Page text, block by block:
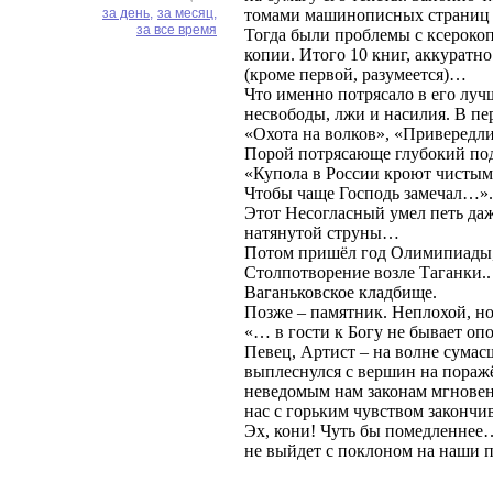
за день, за месяц,
за все время
томами машинописных страниц
Тогда были проблемы с
копии. Итого 10 книг,
(кроме первой, разумеется)…
Что именно потрясало в его
несвободы, лжи и насилия. В
«Охота на волков»,
Порой потрясающе глубокий
«Купола в России кроют
Чтобы чаще Господь замечал…».
Этот Несогласный умел петь
натянутой струны…
Потом пришёл год
Столпотворение возле Таганки..
Ваганьковское кладбище.
Позже – памятник. Неплохой,
«… в гости к Богу не бывает
Певец, Артист – на волне
выплеснулся с вершин на
неведомым нам законам
нас с горьким чувством
Эх, кони! Чуть бы
не выйдет с поклоном на наши